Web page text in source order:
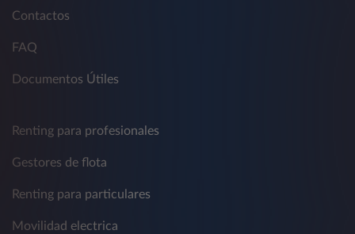
Contactos
FAQ
Documentos Útiles
Renting para profesionales
Gestores de flota
Renting para particulares
Movilidad electrica